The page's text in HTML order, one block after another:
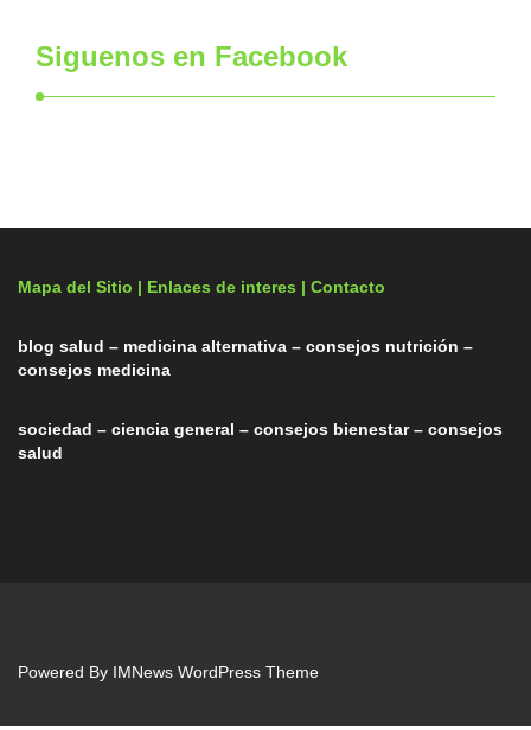
Siguenos en Facebook
Mapa del Sitio | Enlaces de interes | Contacto
blog salud – medicina alternativa – consejos nutrición –
consejos medicina
sociedad – ciencia general – consejos bienestar – consejos
salud
Powered By IMNews WordPress Theme